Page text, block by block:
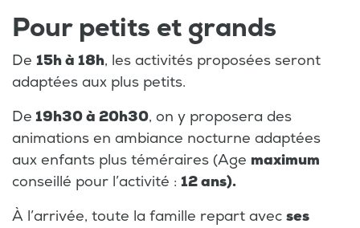
Pour petits et grands
De 15h à 18h, les activités proposées seront
adaptées aux plus petits.
De 19h30 à 20h30, on y proposera des
animations en ambiance nocturne adaptées
aux enfants plus téméraires (Age maximum
conseillé pour l’activité : 12 ans).
À l’arrivée, toute la famille repart avec ses